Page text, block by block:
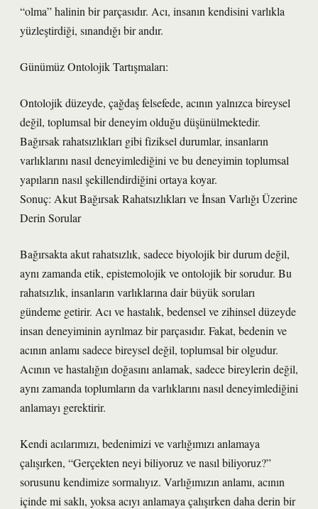
“olma” halinin bir parçasıdır. Acı, insanın kendisini varlıkla
yüzleştirdiği, sınandığı bir andır.
Günümüz Ontolojik Tartışmaları:
Ontolojik düzeyde, çağdaş felsefede, acının yalnızca bireysel
değil, toplumsal bir deneyim olduğu düşünülmektedir.
Bağırsak rahatsızlıkları gibi fiziksel durumlar, insanların
varlıklarını nasıl deneyimlediğini ve bu deneyimin toplumsal
yapıların nasıl şekillendirdiğini ortaya koyar.
Sonuç: Akut Bağırsak Rahatsızlıkları ve İnsan Varlığı Üzerine
Derin Sorular
Bağırsakta akut rahatsızlık, sadece biyolojik bir durum değil,
aynı zamanda etik, epistemolojik ve ontolojik bir sorudur. Bu
rahatsızlık, insanların varlıklarına dair büyük soruları
gündeme getirir. Acı ve hastalık, bedensel ve zihinsel düzeyde
insan deneyiminin ayrılmaz bir parçasıdır. Fakat, bedenin ve
acının anlamı sadece bireysel değil, toplumsal bir olgudur.
Acının ve hastalığın doğasını anlamak, sadece bireylerin değil,
aynı zamanda toplumların da varlıklarını nasıl deneyimlediğini
anlamayı gerektirir.
Kendi acılarımızı, bedenimizi ve varlığımızı anlamaya
çalışırken, “Gerçekten neyi biliyoruz ve nasıl biliyoruz?”
sorusunu kendimize sormalıyız. Varlığımızın anlamı, acının
içinde mi saklı, yoksa acıyı anlamaya çalışırken daha derin bir